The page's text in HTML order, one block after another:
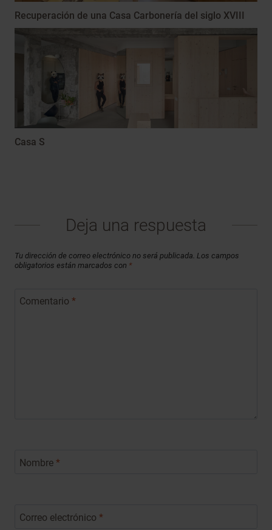
Recuperación de una Casa Carbonería del siglo XVIII
Casa S
Deja una respuesta
Tu dirección de correo electrónico no será publicada. Los campos
obligatorios están marcados con *
Comentario *
Nombre *
Correo electrónico *